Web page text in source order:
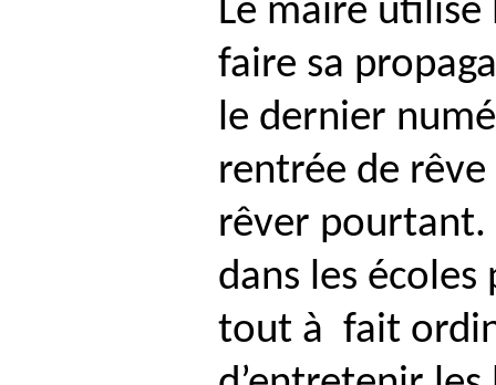
Le maire
faire sa
le dernier
rentrée de
rêver pourtant.
dans les
tout à fait